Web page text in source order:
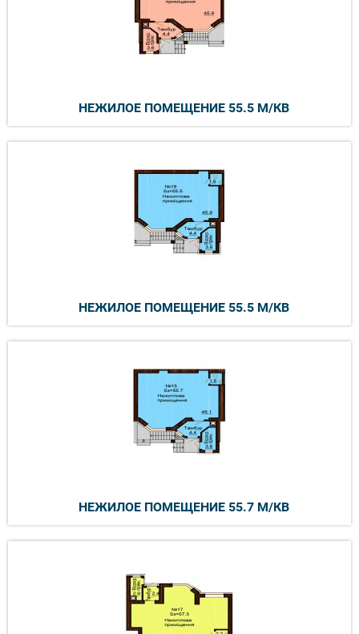
НЕЖИЛОЕ ПОМЕЩЕНИЕ 55.5 М/КВ
НЕЖИЛОЕ ПОМЕЩЕНИЕ 55.5 М/КВ
НЕЖИЛОЕ ПОМЕЩЕНИЕ 55.7 М/КВ